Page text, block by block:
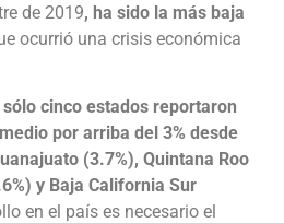
de 2019, ha sido la más baja
ocurrió una crisis económica
cinco estados reportaron
por arriba del 3% desde
(3.7%), Quintana Roo
y Baja California Sur
en el país es necesario el